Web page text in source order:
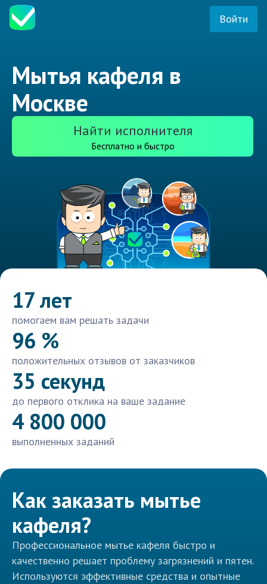
Войти
Мытья кафеля в
Москве
Найти исполнителя
Бесплатно и быстро
17 лет
помогаем вам решать задачи
96 %
положительных отзывов от заказчиков
35 секунд
до первого отклика на ваше задание
4 800 000
выполненных заданий
Как заказать мытье
кафеля?
Профессиональное мытье кафеля быстро и
качественно решает проблему загрязнений и пятен.
Используются эффективные средства и опытные